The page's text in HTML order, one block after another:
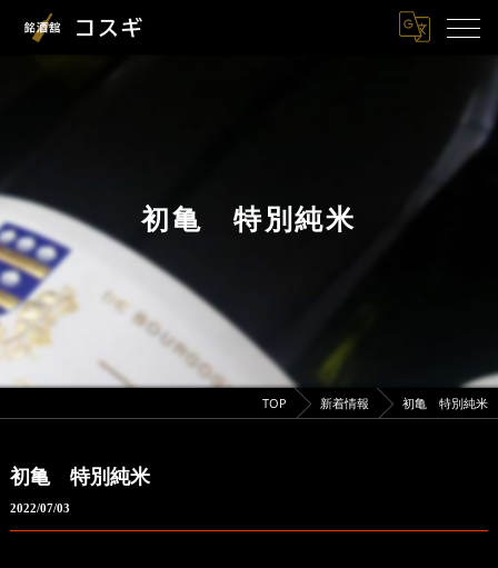
初亀 特別純米
TOP 新着情報 初亀 特別純米
初亀 特別純米
2022/07/03